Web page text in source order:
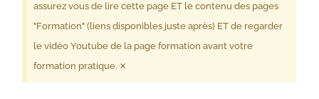
assurez vous de lire cette page ET le contenu des pages
"Formation" (liens disponibles juste après) ET de regarder
le vidéo Youtube de la page formation avant votre
formation pratique. ×